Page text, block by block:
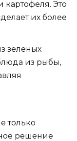
Это
их более
зеленых
из рыбы,
только
решение